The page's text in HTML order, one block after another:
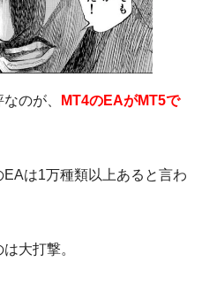
のが、
MT4のEAがMT5で
は1万種類以上あると言わ
大打撃。